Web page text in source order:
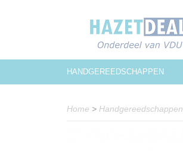
HANDGEREEDSCHAPPEN
Home > Handgereedschappen